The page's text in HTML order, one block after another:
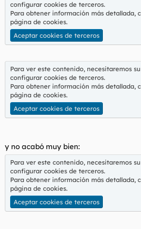
configurar cookies de terceros.
Para obtener información más detallada,
página de cookies.
Aceptar cookies de terceros
Para ver este contenido, necesitaremos
configurar cookies de terceros.
Para obtener información más detallada,
página de cookies.
Aceptar cookies de terceros
y no acabó muy bien:
Para ver este contenido, necesitaremos
configurar cookies de terceros.
Para obtener información más detallada,
página de cookies.
Aceptar cookies de terceros